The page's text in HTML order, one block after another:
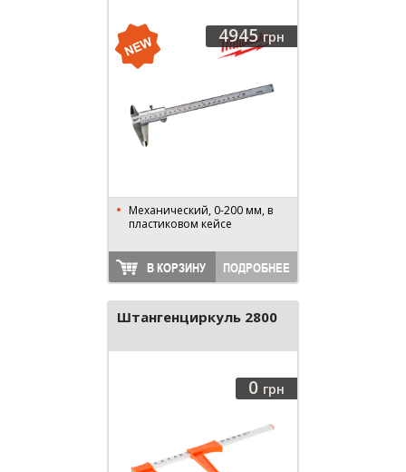
4945грн
Механический, 0-200 мм, в
пластиковом кейсе
В КОРЗИНУ ПОДРОБНЕЕ
Штангенциркуль 2800
0 грн